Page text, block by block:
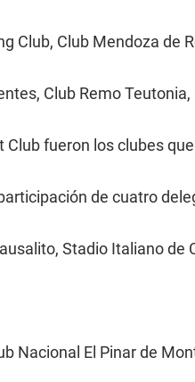
Club, Club Mendoza de
Club Remo
Club fueron los clubes
de cuatro
Stadio Italiano
Nacional El Pinar de